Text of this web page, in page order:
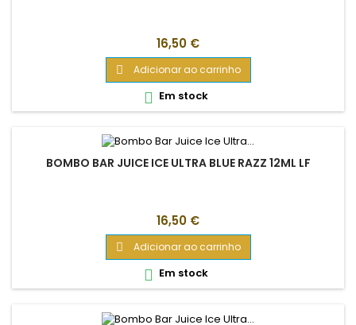
Preço
16,50 €
 Adicionar ao carrinho
 Em stock
BOMBO BAR JUICE ICE ULTRA BLUE RAZZ 12ML LF
Preço
16,50 €
 Adicionar ao carrinho
 Em stock